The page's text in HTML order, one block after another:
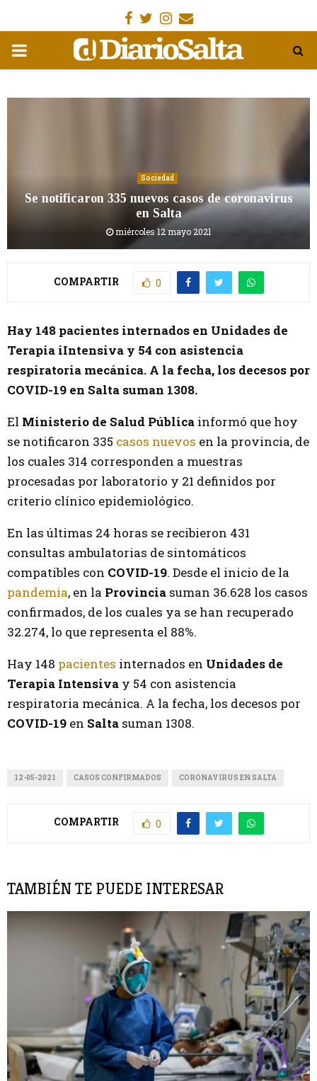
Facebook
Gorjeo
Instagram
Email
MENÚ
Sociedad
Se notificaron 335 nuevos casos de coronavirus
en Salta
miércoles 12 mayo 2021
COMPARTIR 0
Hay 148 pacientes internados en Unidades de
Terapia iIntensiva y 54 con asistencia
respiratoria mecánica. A la fecha, los decesos por
COVID-19 en Salta suman 1308.
El Ministerio de Salud Pública informó que hoy
se notificaron 335 casos nuevos en la provincia, de
los cuales 314 corresponden a muestras
procesadas por laboratorio y 21 definidos por
criterio clínico epidemiológico.
En las últimas 24 horas se recibieron 431
consultas ambulatorias de sintomáticos
compatibles con COVID-19. Desde el inicio de la
pandemia, en la Provincia suman 36.628 los casos
confirmados, de los cuales ya se han recuperado
32.274, lo que representa el 88%.
Hay 148 pacientes internados en Unidades de
Terapia Intensiva y 54 con asistencia
respiratoria mecánica. A la fecha, los decesos por
COVID-19 en Salta suman 1308.
12-05-2021 CASOS CONFIRMADOS CORONAVIRUS EN SALTA
COMPARTIR 0
TAMBIÉN TE PUEDE INTERESAR